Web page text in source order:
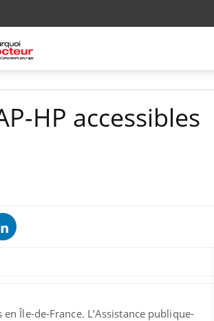
HP accessibles
Île-de-France. L’Assistance publique-